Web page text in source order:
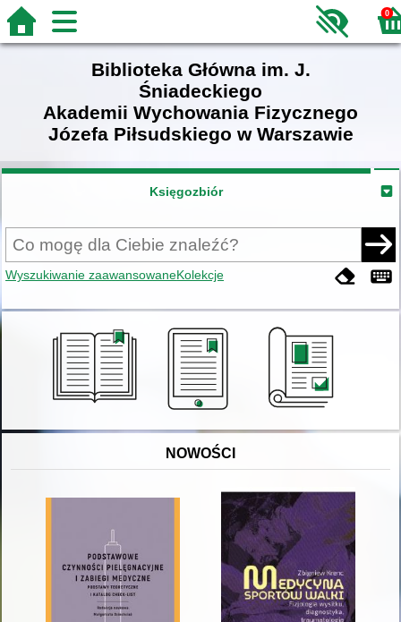
0
Biblioteka Główna im. J.
Śniadeckiego
Akademii Wychowania Fizycznego
Józefa Piłsudskiego w Warszawie
Księgozbiór
Wyszukiwanie zaawansowaneKolekcje
NOWOŚCI